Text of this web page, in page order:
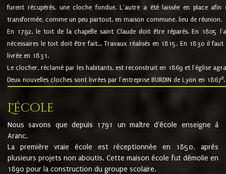
furent récupérés, une cloche fondue. L'autre a été laissée en place
transformée, comme un peu partout, en maison commune, lieu de réunion.
En 1792, le toit de la chapelle saint Claude doit être réparés. En 1805
nécessaires le toit doit être fait... Travaux réalisés en 1815. En 1830 il
livrée en 1831.
Le clocher, réclamé par les habitants, est reconstruit en 1869 et l'église
Deux nouvelles cloches sont livrées par l'entreprise BURDIN de Lyon en 18678.
L'école
Nous savons que depuis 1791 un maître d'école enseigne à
Aranc.
La première vraie école est réceptionnée en 1850, après
plusieurs projets non aboutis. Cette maison école fut démolie en
1890 pour la construction du groupe scolaire.